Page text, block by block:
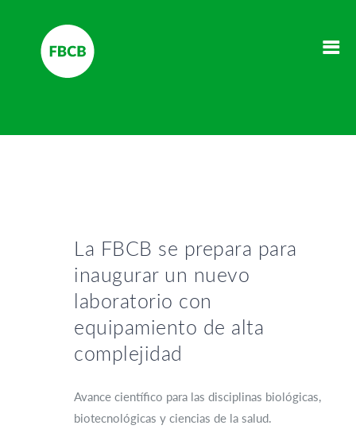
La FBCB se prepara para
inaugurar un nuevo
laboratorio con
equipamiento de alta
complejidad
Avance científico para las disciplinas biológicas,
biotecnológicas y ciencias de la salud.